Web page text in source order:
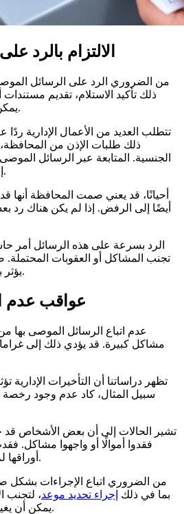
الالتزام بالرد
من الضروري الرد على الرسائل
ذلك تأكيد الاستلام، تقديم مستندات
يمكن أن يسبب مشاكل خطيرة.
تتطلب العديد من الأعمال الإدارية
ذلك طلبات الإذن من المحافظة،
الجنسية. المتابعة عبر الرسائل
إرسالًا قابلًا للتتبع برقم فريد.
أحيانًا، قد يعني صمت المحافظة أنها
أيضًا إلى الرفض. إذا لم يكن هناك رد
الرد بسرعة على هذه الرسائل أمر
تجنب المشاكل أو العقوبات
يؤثر بشكل إيجابي على إجراءاتك.
عواقب عدم
عدم اتباع الرسائل الموصى
مشاكل كبيرة. قد يؤدي ذلك إلى
تظهر دراساتنا أن التأخيرات الإدارية
سبيل المثال، كاد عدم وجود
تشير الحالات إلى أن بعض الأشخاص
فقدوا أموالًا أو واجهوا مشاكل.
أوراقها لم تُجدد في الوقت المناسب.
من الضروري اتباع الإجراءات بشكل
بما في ذلك إجراء تحديد موعد، لتجنب
يمكن أن يغير حياة المعنيين بشكل كبير.